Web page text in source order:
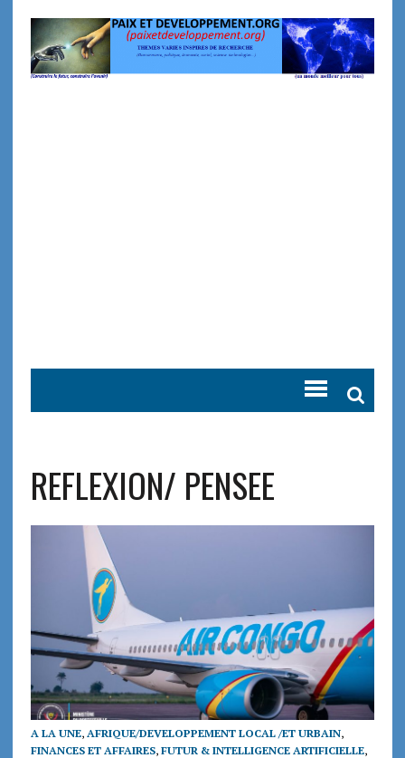
REFLEXION/ PENSEE
A LA UNE, AFRIQUE/DEVELOPPEMENT LOCAL /ET URBAIN,
FINANCES ET AFFAIRES, FUTUR & INTELLIGENCE ARTIFICIELLE,